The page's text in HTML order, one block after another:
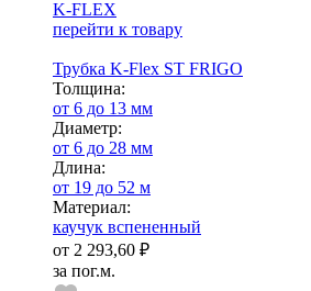
K-FLEX
перейти к товару
Трубка K-Flex ST FRIGO
Тол­щи­на:
от 6 до 13 мм
Диаметр:
от 6 до 28 мм
Длина:
от 19 до 52 м
Ма­­те­­ри­­ал:
каучук вспененный
от 2 293,60 ₽
за пог.м.